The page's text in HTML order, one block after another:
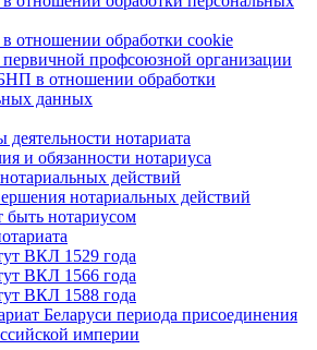
отношении обработки cookie
профсоюзной организации
в отношении обработки
данных
нотариата
и обязанности нотариуса
действий
нотариальных действий
быть нотариусом
ВКЛ 1529 года
ВКЛ 1566 года
ВКЛ 1588 года
Беларуси периода присоединения
империи